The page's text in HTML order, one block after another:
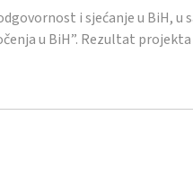
i sjećanje u BiH,
u BiH”. Rezultat